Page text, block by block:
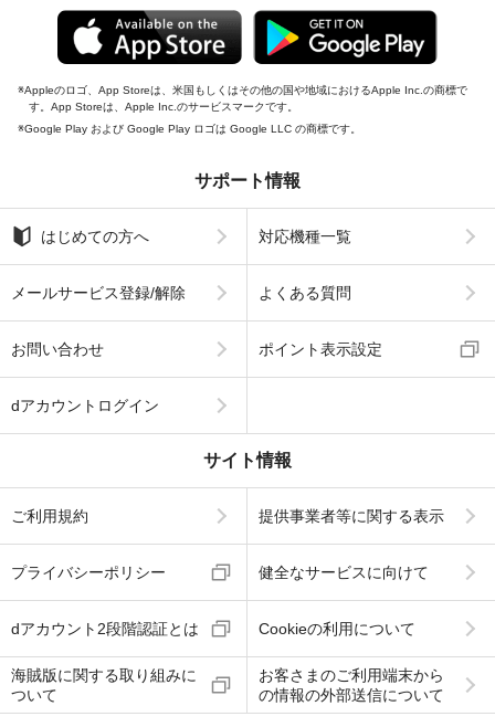
Appleのロゴ、App Storeは、米国もしくはその他の国や地域におけるApple Inc.の商標で
す。App Storeは、Apple Inc.のサービスマークです。
Google Play および Google Play ロゴは Google LLC の商標です。
サポート情報
はじめての方へ 対応機種一覧
メールサービス登録/解除 よくある質問
お問い合わせ ポイント表示設定
dアカウントログイン
サイト情報
ご利用規約 提供事業者等に関する表示
プライバシーポリシー 健全なサービスに向けて
dアカウント2段階認証とは Cookieの利用について
海賊版に関する取り組みに
ついて
お客さまのご利用端末から
の情報の外部送信について